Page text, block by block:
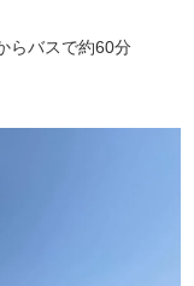
らバスで約60分